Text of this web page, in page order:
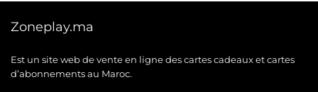
Zoneplay.ma
Est un site web de vente en ligne des cartes cadeaux et cartes
d’abonnements au Maroc.